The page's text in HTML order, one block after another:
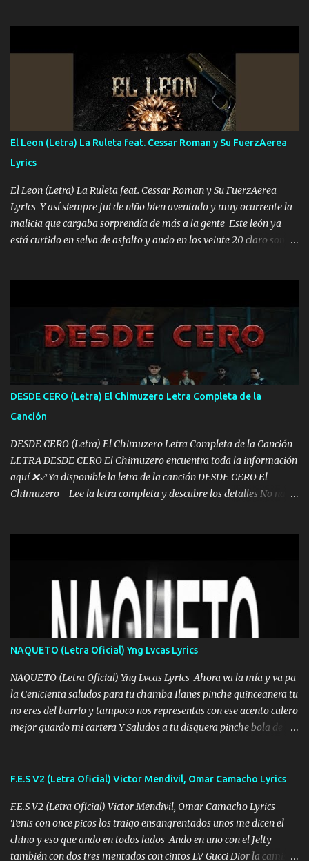
ni tampoco las mujeres porque es platica de grandes por eso hay
que estar alegres doy las instrucciones para atender los deberes
Música Si es que salta algún problema de confianza tengo gente
ahí está el Hombre Cuarenta y también Pariente 7 arreglan
cualquier problema no más es cuestión que ordené NOS HACE
FALTA UN HERMANO DE CLAVE ERA EL 24 SIEMPRE FUE UN
HOMBRE VALIENTE POR ALGO M'URIÓ PELEAND0 SIEMPRE
VIO POR LA FAMILIA PARA QUE SIGA EL LEGADO Es el DOS de
los HERMANOS un cerebro inteligente y com...
El Leon (Letra) La Ruleta feat. Cessar Roman y Su FuerzAerea
Lyrics
El Leon (Letra) La Ruleta feat. Cessar Roman y Su FuerzAerea
Lyrics Y así siempre fui de niño bien aventado y muy ocurrente la
malicia que cargaba sorprendía de más a la gente Este león ya
está curtido en selva de asfalto y ando en los veinte 20 claro son
pa más pues hay charola les voy a dar hasta topar pues no hay de
otra Música Surcando bien mi camino voy por mi línea no veo a
los lados aquel que no corre vuela no se me duerm voy chicoteado
Ya pasé varias hazañas ya tienen rato que me agarran el colmillo
de este León los estatales no sé esperaron Al tiro esta la PrimiZa
también la nueve que cargo al lado doy la mano al que su amigo y
al traicionero damos pa abajo Y No me paran aquí hay pa más
pues hay charola les voy a dar hasta topar pues no hay de otra...
DESDE CERO (Letra) El Chimuzero Letra Completa de la
Canción
DESDE CERO (Letra) El Chimuzero Letra Completa de la Canción
LETRA DESDE CERO El Chimuzero encuentra toda la información
aquí ❌♐ Ya disponible la letra de la canción DESDE CERO El
Chimuzero - Lee la letra completa y descubre los detalles No nací
❌ www.elnorteduro.com ❌ Yo No limito los Sueños , si no existe
Uno pues Hallamos Modos , Si me caigo me Levanto, Aprendo Del
Error Y me sacudo El Lodo ❌ www.elnorteduro.com ❌ El Dinero
No me falta Pero Tampoco me Estorba , Por Eso Manejo Todo
Bien Regido Por mis Normas . Aquí no Se Sufre de Ego vengo Desde
Abajo y me costó subir Fue Con Trabajo Y Esfuerzo, Nada es
Regalado Me Super Invertir A Mí lado Una Princesa que A pesar de
Todo Siempre a estado ahí . Hecho pa...
NAQUETO (Letra Oficial) Yng Lvcas Lyrics
NAQUETO (Letra Oficial) Yng Lvcas Lyrics Ahora va la mía y va pa
la Cenicienta saludos para tu chamba Ilanes pinche quinceañera tu
no eres del barrio y tampoco nos representas con ese acento culero
mejor guardo mi cartera Y Saludos a tu disquera pinche bola de
amarrados y tu escondido entre el miedo Que el chacal mas caro
timbo tú tu ropa y tus joyas están iguales a ti todas nacas todas
chafas baratas como TAfi Y un trofeo para Jiménez por dejarse
embarazar aunque aquí huele algo raro y es que tu no estas jamas
F.E.S V2 (Letra Oficial) Victor Mendivil, Omar Camacho Lyrics
F.E.S V2 (Letra Oficial) Victor Mendivil, Omar Camacho Lyrics
Tenis con once picos los traigo ensangrentados unos me dicen el
chino y eso que ando en todos lados Ando en uno con el Jelty
también con dos tres mentados con cintos LV Gucci Dior la camisa